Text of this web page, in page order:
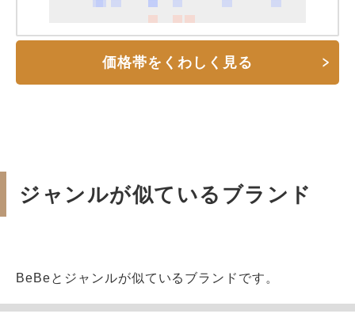
価格帯をくわしく見る
ジャンルが似ているブランド
BeBeとジャンルが似ているブランドです。